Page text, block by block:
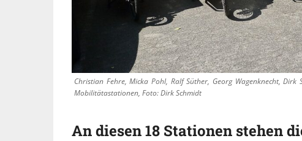
Christian Fehre, Micka Pohl, Ralf Süther, Georg Wagenknecht,
Mobilitätastationen, Foto: Dirk Schmidt
An diesen 18 Stationen stehen